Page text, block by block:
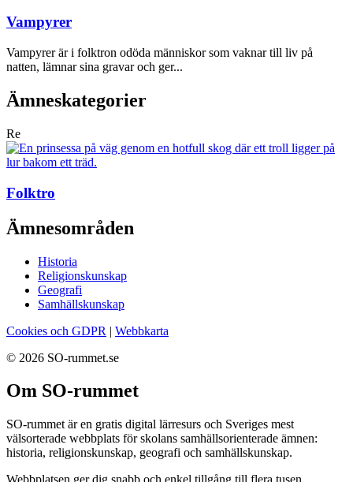
Vampyrer
Vampyrer är i folktron odöda människor som vaknar till liv på
natten, lämnar sina gravar och ger...
Ämneskategorier
Re
Folktro
Ämnesområden
Historia
Religionskunskap
Geografi
Samhällskunskap
Cookies och GDPR | Webbkarta
© 2026 SO-rummet.se
Om SO-rummet
SO-rummet är en gratis digital lärresurs och Sveriges mest
välsorterade webbplats för skolans samhällsorienterade ämnen:
historia, religionskunskap, geografi och samhällskunskap.